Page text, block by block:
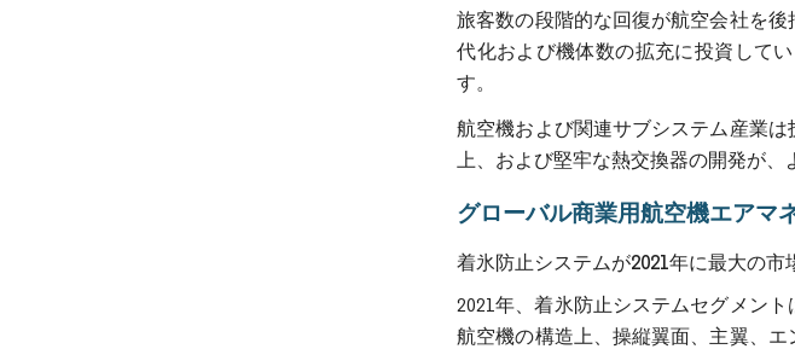
旅客数の段階的な回復が航空会社を
代化および機体数の拡充に投資して
す。
航空機および関連サブシステム産業
上、および堅牢な熱交換器の開発が、
グローバル商業用航空機エアマ
着氷防止システムが2021年に最大の市
2021年、着氷防止システムセグメン
航空機の構造上、操縦翼面、主翼、